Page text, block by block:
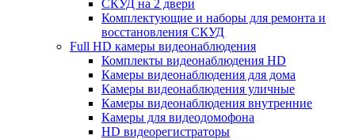
СКУД на 2 двери
Комплектующие и наборы для ремонта и
восстановления СКУД
Full HD камеры видеонаблюдения
Комплекты видеонаблюдения HD
Камеры видеонаблюдения для дома
Камеры видеонаблюдения уличные
Камеры видеонаблюдения внутренние
Камеры для видеодомофона
HD видеорегистраторы